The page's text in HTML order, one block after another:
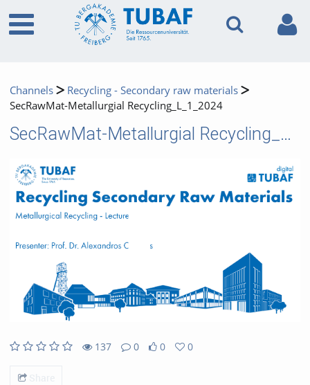
Channels
Recycling - Secondary raw materials
SecRawMat-Metallurgial Recycling_L_1_2024
SecRawMat-Metallurgial Recycling_L_1_2024
137
0
0
0
Share